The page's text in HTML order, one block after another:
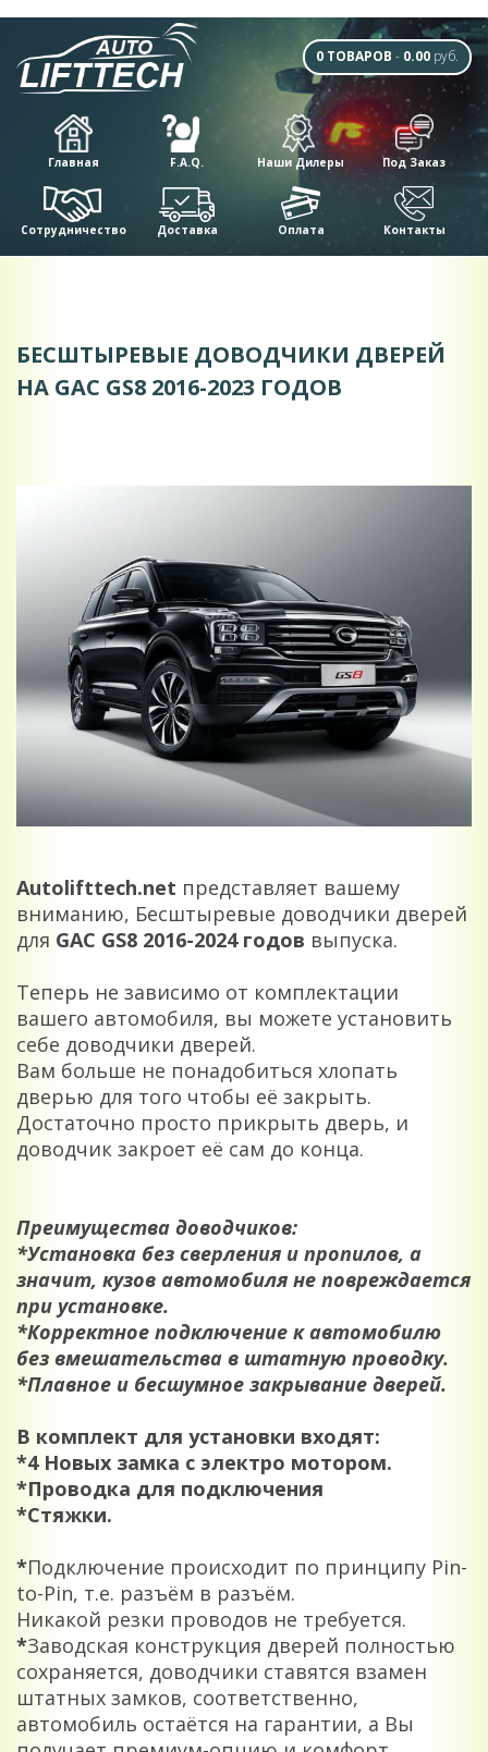
0 ТОВАРОВ - 0.00 руб.
Главная F.A.Q. Наши Дилеры Под Заказ
Сотрудничество Доставка Оплата Контакты
БЕCШТЫРЕВЫЕ ДОВОДЧИКИ ДВЕРЕЙ
НА GAC GS8 2016-2023 ГОДОВ
Autolifttech.net представляет вашему
вниманию, Бесштыревые доводчики дверей
для GAC GS8 2016-2024годов выпуска.
Теперь не зависимо от комплектации
вашего автомобиля, вы можете установить
себе доводчики дверей.
Вам больше не понадобиться хлопать
дверью для того чтобы её закрыть.
Достаточно просто прикрыть дверь, и
доводчик закроет её сам до конца.
Преимущества доводчиков:
*Установка без сверления и пропилов, а
значит, кузов автомобиля не повреждается
при установке.
*Корректное подключение к автомобилю
без вмешательства в штатную проводку.
*Плавное и бесшумное закрывание дверей.
В комплект для установки входят:
*4 Новых замка с электро мотором.
*Проводка для подключения
*Стяжки.
*Подключение происходит по принципу Pin-
to-Pin, т.е. разъём в разъём.
Никакой резки проводов не требуется.
*Заводская конструкция дверей полностью
сохраняется, доводчики ставятся взамен
штатных замков, соответственно,
автомобиль остаётся на гарантии, а Вы